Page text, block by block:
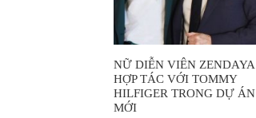
NỮ DIỄN VIÊN ZENDAYA
HỢP TÁC VỚI TOMMY
HILFIGER TRONG DỰ ÁN
MỚI